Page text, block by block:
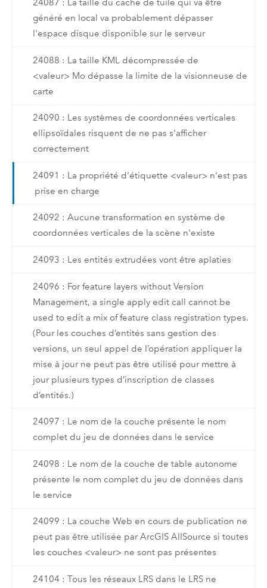
24087 : La taille du cache de tuile qui va être
généré en local va probablement dépasser
l'espace disque disponible sur le serveur
24088 : La taille KML décompressée de
<valeur> Mo dépasse la limite de la visionneuse de
carte
24090 : Les systèmes de coordonnées verticales
ellipsoïdales risquent de ne pas s'afficher
correctement
24091 : La propriété d'étiquette <valeur> n'est pas
prise en charge
24092 : Aucune transformation en système de
coordonnées verticales de la scène n'existe
24093 : Les entités extrudées vont être aplaties
24096 : For feature layers without Version
Management, a single apply edit call cannot be
used to edit a mix of feature class registration types.
(Pour les couches d’entités sans gestion des
versions, un seul appel de l’opération appliquer la
mise à jour ne peut pas être utilisé pour mettre à
jour plusieurs types d’inscription de classes
d’entités.)
24097 : Le nom de la couche présente le nom
complet du jeu de données dans le service
24098 : Le nom de la couche de table autonome
présente le nom complet du jeu de données dans
le service
24099 : La couche Web en cours de publication ne
peut pas être utilisée par ArcGIS AllSource si toutes
les couches <valeur> ne sont pas présentes
24104 : Tous les réseaux LRS dans le LRS ne